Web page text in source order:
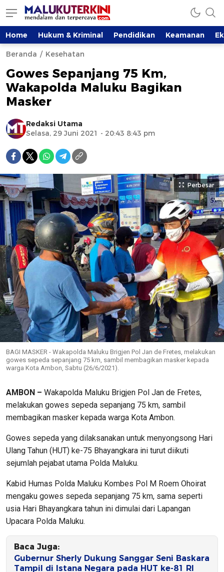
Home Hukum & Kriminal Pendidikan Keamanan
Beranda Kesehatan
Gowes Sepanjang 75 Km,
Wakapolda Maluku Bagikan
Masker
Redaksi Utama
Selasa, 29 Juni 2021 - 20:43 8:43 pm
Perbesar
BAGI MASKER - Wakapolda Maluku Brigjen Pol Jan de Fretes, melakukan
gowes sepeda sepanjang 75 km, sambil membagikan masker kepada
warga Kota Ambon, Sabtu (26/6/2021).
AMBON – Wakapolda Maluku Brigjen Pol Jan de Fretes,
melakukan gowes sepeda sepanjang 75 km, sambil
membagikan masker kepada warga Kota Ambon.
Gowes sepeda yang dilaksanakan untuk menyongsong Hari
Ulang Tahun (HUT) ke-75 Bhayangkara ini turut diikuti
sejumlah pejabat utama Polda Maluku.
Kabid Humas Polda Maluku Kombes Pol M Roem Ohoirat
mengaku gowes sepeda sepanjang 75 km, sama seperti
usia Hari Bhayangkara tahun ini dimulai dari Lapangan
Upacara Polda Maluku.
Baca Juga:
Gubernur Sherly Dukung Sanggar Seni Baskara
Tampil di Istana Negara pada HUT ke-81 RI